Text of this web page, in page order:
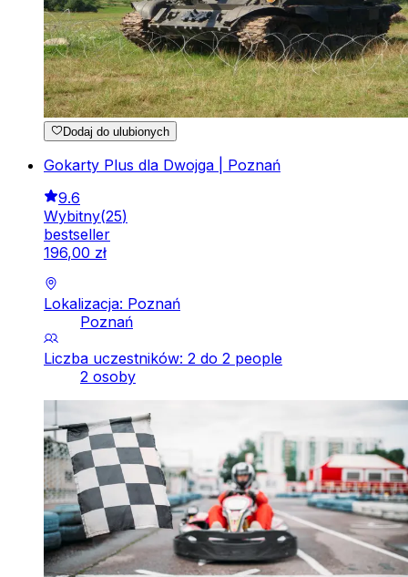
Dodaj do ulubionych
Gokarty Plus dla Dwojga | Poznań
9.6
Wybitny(25)
bestseller
196,00 zł
Lokalizacja: Poznań
Poznań
Liczba uczestników: 2 do 2 people
2 osoby